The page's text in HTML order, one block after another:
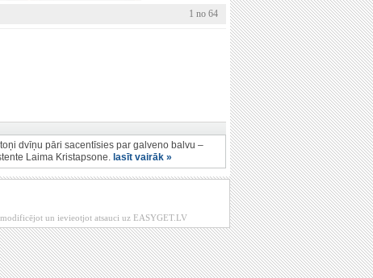
1 no 64
dvīņu pāri sacentīsies par galveno balvu –
Laima Kristapsone. lasīt vairāk »
un ievieotjot atsauci uz EASYGET.LV